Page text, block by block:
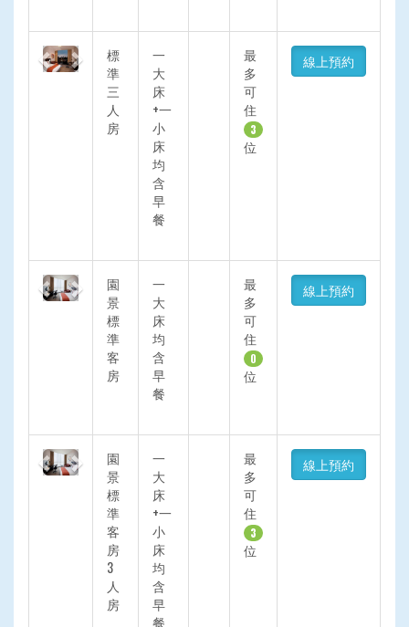
Previous
Next
標
準
三
人
房
一
大
床
+一
小
床
均
含
早
餐
最
多
可
住
3
位
線上預約
Previous
Next
園
景
標
準
客
房
一
大
床
均
含
早
餐
最
多
可
住
0
位
線上預約
Previous
Next
園
景
標
準
客
房
3
人
房
一
大
床
+一
小
床
均
含
早
餐
最
多
可
住
3
位
線上預約